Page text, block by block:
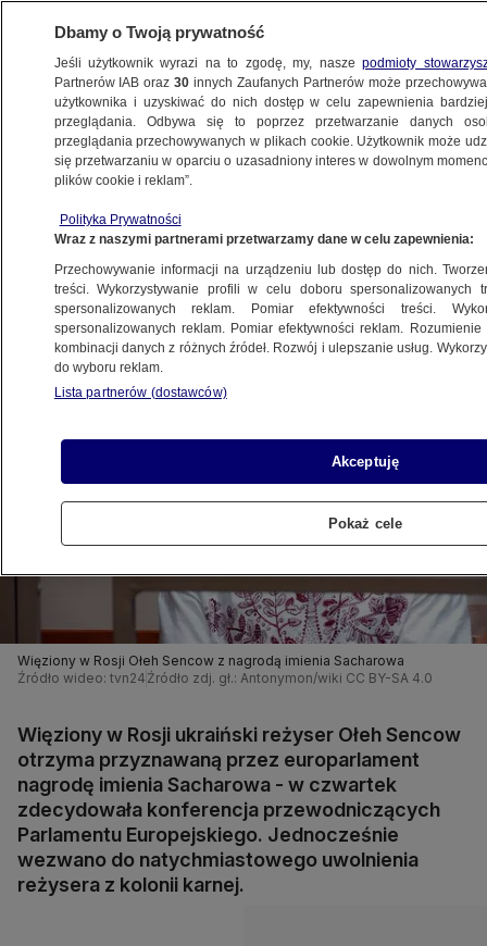
KULTURA I STYL
imienia Sacharowa
25.10.2018, 12:33
Udostępnij
Więziony w Rosji Ołeh Sencow z nagrodą imienia Sacharowa
Źródło wideo: tvn24 Źródło zdj. gł.: Antonymon/wiki CC BY-SA 4.0
Więziony w Rosji ukraiński reżyser Ołeh Sencow
otrzyma przyznawaną przez europarlament
nagrodę imienia Sacharowa - w czwartek
zdecydowała konferencja przewodniczących
Parlamentu Europejskiego. Jednocześnie
wezwano do natychmiastowego uwolnienia
reżysera z kolonii karnej.
Dbamy o Twoją prywatność
Jeśli użytkownik wyrazi na to zgodę, my, naszepodmioty
Partnerów IAB oraz30 innych Zaufanych Partnerów może
użytkownika i uzyskiwać do nich dostęp w celu zapewnienia
przeglądania. Odbywa się to poprzez przetwarzanie danych
przeglądania przechowywanych w plikach cookie. Użytkownik może
się przetwarzaniu w oparciu o uzasadniony interes w dowolnym
plików cookie i reklam”.
Polityka Prywatności
Wraz z naszymi partnerami przetwarzamy dane w celu zapewnienia:
Przechowywanie informacji na urządzeniu lub dostęp do nich.
treści. Wykorzystywanie profili w celu doboru spersonalizowanych
spersonalizowanych reklam. Pomiar efektywności treści.
spersonalizowanych reklam. Pomiar efektywności reklam.
kombinacji danych z różnych źródeł. Rozwój i ulepszanie usług.
do wyboru reklam.
Lista partnerów (dostawców)
Akceptuję
Pokaż cele